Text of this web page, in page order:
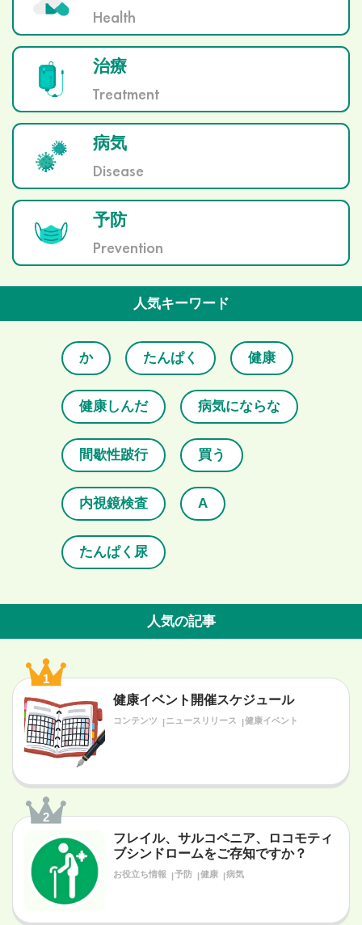
Health
治療
Treatment
病気
Disease
予防
Prevention
人気キーワード
か たんぱく 健康
健康しんだ 病気にならな
間歇性跛行 買う
内視鏡検査 A
たんぱく尿
人気の記事
1
健康イベント開催スケジュール
コンテンツ ニュースリリース 健康イベント
2
フレイル、サルコペニア、ロコモティ
ブシンドロームをご存知ですか？
お役立ち情報 予防 健康 病気